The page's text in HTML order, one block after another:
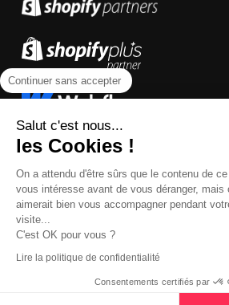
Continuer sans accepter
Salut c'est nous...
les Cookies !
On a attendu d'être sûrs que le contenu de
vous intéresse avant de vous déranger, mais
aimerait bien vous accompagner pendant
visite...
C'est OK pour vous ?
Lire la politique de confidentialité
Consentements certifiés par